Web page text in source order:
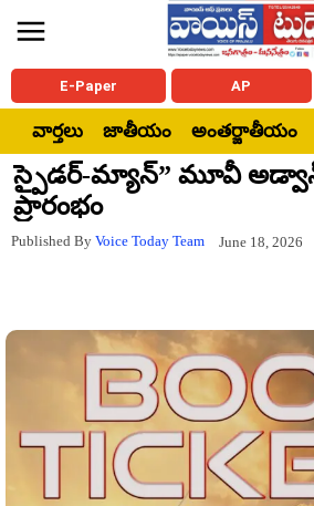
E-Paper AP
వార్తలు జాతీయం అంతర్జాతీయం
స్పైడర్-మ్యాన్” మూవీ
ప్రారంభం
Published By Voice Today Team June 18, 2026